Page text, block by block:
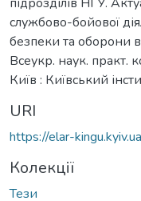
службово-бойової
безпеки та оборони в
Всеукр. наук. практ.
Київ : Київський
URI
https://elar-
Колекції
Тези